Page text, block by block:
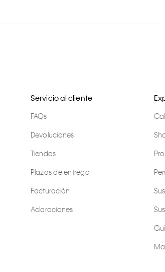
Servicio al cliente
FAQs
Devoluciones
Tiendas
Plazos de entrega
Facturación
Aclaraciones